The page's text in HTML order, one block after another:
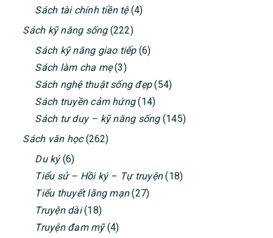
Sách tài chính tiền tệ(4)
Sách kỹ năng sống(222)
Sách kỹ năng giao tiếp(6)
Sách làm cha mẹ(3)
Sách nghệ thuật sống đẹp(54)
Sách truyền cảm hứng(14)
Sách tư duy – kỹ năng sống(145)
Sách văn học(262)
Du ký(6)
Tiểu sử – Hồi ký – Tự truyện(18)
Tiểu thuyết lãng mạn(27)
Truyện dài(18)
Truyện đam mỹ(4)